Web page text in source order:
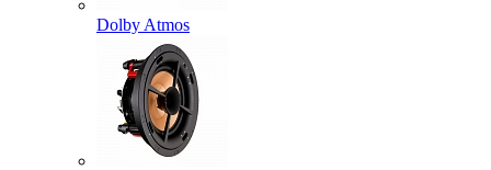
Dolby Atmos